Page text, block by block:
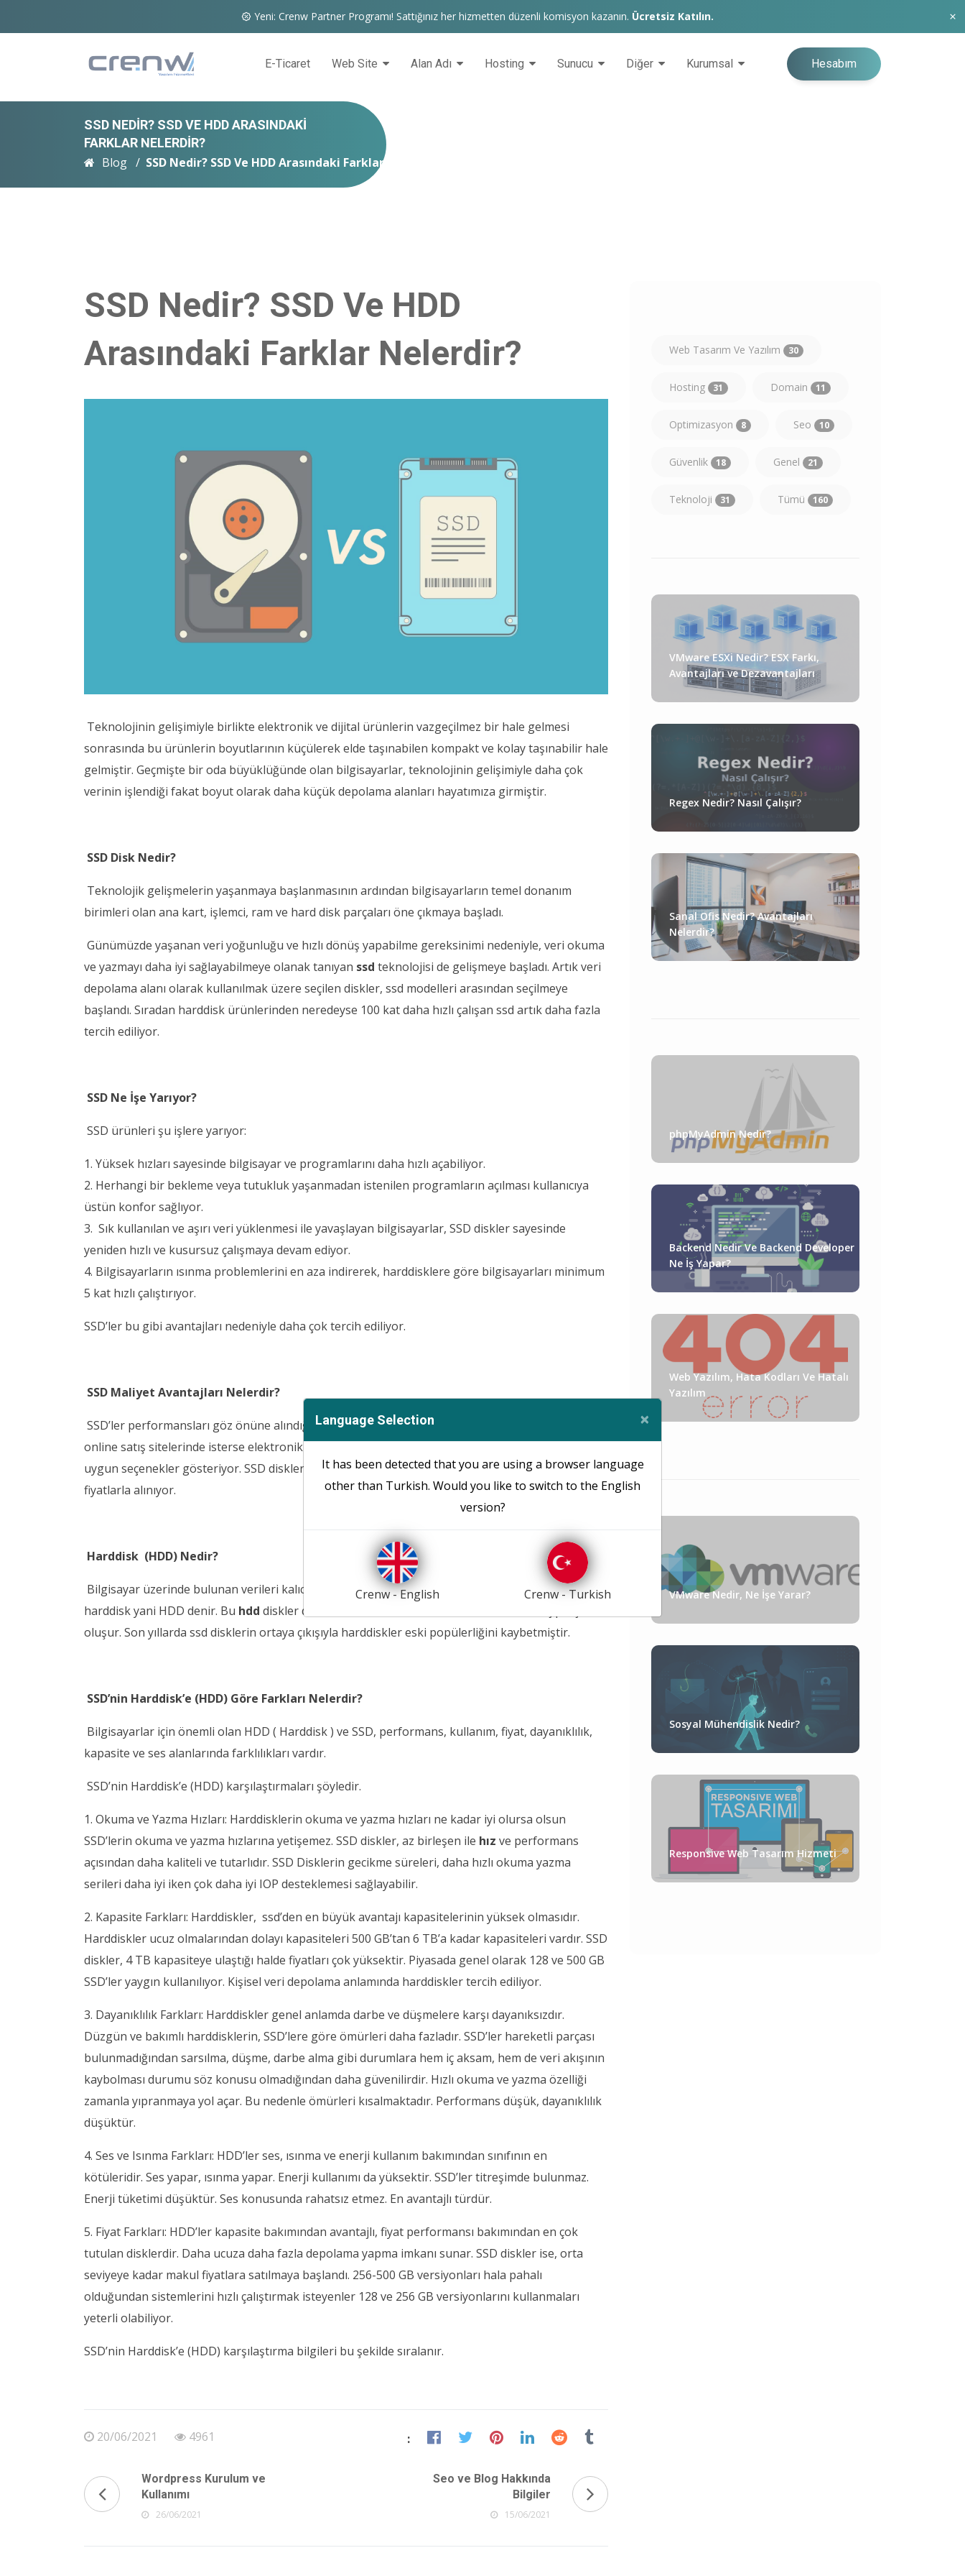
Yeni: Crenw Partner Programı! Sattığınız her hizmetten düzenli komisyon kazanın. Ücretsiz Katılın.
E-Ticaret Web Site Alan Adı Hosting Sunucu Diğer Kurumsal Hesabım
SSD NEDIR? SSD VE HDD ARASINDAKI
FARKLAR NELERDIR?
Blog SSD Nedir? SSD Ve HDD Arasındaki Farklar Nelerdir?
SSD Nedir? SSD Ve HDD
Arasındaki Farklar Nelerdir?
Teknolojinin gelişimiyle birlikte elektronik ve dijital ürünlerin vazgeçilmez bir hale gelmesi
sonrasında bu ürünlerin boyutlarının küçülerek elde taşınabilen kompakt ve kolay taşınabilir hale
gelmiştir. Geçmişte bir oda büyüklüğünde olan bilgisayarlar, teknolojinin gelişimiyle daha çok
verinin işlendiği fakat boyut olarak daha küçük depolama alanları hayatımıza girmiştir.
SSD Disk Nedir?
Teknolojik gelişmelerin yaşanmaya başlanmasının ardından bilgisayarların temel donanım
birimleri olan ana kart, işlemci, ram ve hard disk parçaları öne çıkmaya başladı.
Günümüzde yaşanan veri yoğunluğu ve hızlı dönüş yapabilme gereksinimi nedeniyle, veri okuma
ve yazmayı daha iyi sağlayabilmeye olanak tanıyan ssd teknolojisi de gelişmeye başladı. Artık veri
depolama alanı olarak kullanılmak üzere seçilen diskler, ssd modelleri arasından seçilmeye
başlandı. Sıradan harddisk ürünlerinden neredeyse 100 kat daha hızlı çalışan ssd artık daha fazla
tercih ediliyor.
SSD Ne İşe Yarıyor?
SSD ürünleri şu işlere yarıyor:
1. Yüksek hızları sayesinde bilgisayar ve programlarını daha hızlı açabiliyor.
2. Herhangi bir bekleme veya tutukluk yaşanmadan istenilen programların açılması kullanıcıya
üstün konfor sağlıyor.
3. Sık kullanılan ve aşırı veri yüklenmesi ile yavaşlayan bilgisayarlar, SSD diskler sayesinde
yeniden hızlı ve kusursuz çalışmaya devam ediyor.
4. Bilgisayarların ısınma problemlerini en aza indirerek, harddisklere göre bilgisayarları minimum
5 kat hızlı çalıştırıyor.
SSD’ler bu gibi avantajları nedeniyle daha çok tercih ediliyor.
SSD Maliyet Avantajları Nelerdir?
SSD’ler performansları göz önüne alındığında maliyetlerinde uygunluğu göze çarpıyor. İster
online satış sitelerinde isterse elektronik mağazalarda tüketicilere ulaşan ssd diskler, her bütçeye
uygun seçenekler gösteriyor. SSD disklerin fiyatları gb/sn arabirim oranlarına göre değişen
fiyatlarla alınıyor.
Harddisk (HDD) Nedir?
Bilgisayar üzerinde bulunan verileri kalıcı şekilde saklamak için kullanılan saklama birimlerine
harddisk yani HDD denir. Bu hdd diskler dönmekte olan bir mil üzerine sıralanan birkaç parçadan
oluşur. Son yıllarda ssd disklerin ortaya çıkışıyla harddiskler eski popülerliğini kaybetmiştir.
SSD’nin Harddisk’e (HDD) Göre Farkları Nelerdir?
Bilgisayarlar için önemli olan HDD ( Harddisk ) ve SSD, performans, kullanım, fiyat, dayanıklılık,
kapasite ve ses alanlarında farklılıkları vardır.
SSD’nin Harddisk’e (HDD) karşılaştırmaları şöyledir.
1. Okuma ve Yazma Hızları: Harddisklerin okuma ve yazma hızları ne kadar iyi olursa olsun
SSD’lerin okuma ve yazma hızlarına yetişemez. SSD diskler, az birleşen ile hız ve performans
açısından daha kaliteli ve tutarlıdır. SSD Disklerin gecikme süreleri, daha hızlı okuma yazma
serileri daha iyi iken çok daha iyi IOP desteklemesi sağlayabilir.
2. Kapasite Farkları: Harddiskler, ssd’den en büyük avantajı kapasitelerinin yüksek olmasıdır.
Harddiskler ucuz olmalarından dolayı kapasiteleri 500 GB’tan 6 TB’a kadar kapasiteleri vardır. SSD
diskler, 4 TB kapasiteye ulaştığı halde fiyatları çok yüksektir. Piyasada genel olarak 128 ve 500 GB
SSD’ler yaygın kullanılıyor. Kişisel veri depolama anlamında harddiskler tercih ediliyor.
3. Dayanıklılık Farkları: Harddiskler genel anlamda darbe ve düşmelere karşı dayanıksızdır.
Düzgün ve bakımlı harddisklerin, SSD’lere göre ömürleri daha fazladır. SSD’ler hareketli parçası
bulunmadığından sarsılma, düşme, darbe alma gibi durumlara hem iç aksam, hem de veri akışının
kaybolması durumu söz konusu olmadığından daha güvenilirdir. Hızlı okuma ve yazma özelliği
zamanla yıpranmaya yol açar. Bu nedenle ömürleri kısalmaktadır. Performans düşük, dayanıklılık
düşüktür.
4. Ses ve Isınma Farkları: HDD’ler ses, ısınma ve enerji kullanım bakımından sınıfının en
kötüleridir. Ses yapar, ısınma yapar. Enerji kullanımı da yüksektir. SSD’ler titreşimde bulunmaz.
Enerji tüketimi düşüktür. Ses konusunda rahatsız etmez. En avantajlı türdür.
5. Fiyat Farkları: HDD’ler kapasite bakımından avantajlı, fiyat performansı bakımından en çok
tutulan disklerdir. Daha ucuza daha fazla depolama yapma imkanı sunar. SSD diskler ise, orta
seviyeye kadar makul fiyatlara satılmaya başlandı. 256-500 GB versiyonları hala pahalı
olduğundan sistemlerini hızlı çalıştırmak isteyenler 128 ve 256 GB versiyonlarını kullanmaları
yeterli olabiliyor.
SSD’nin Harddisk’e (HDD) karşılaştırma bilgileri bu şekilde sıralanır.
20/06/2021 4961 :
Wordpress Kurulum ve
Kullanımı
26/06/2021
Seo ve Blog Hakkında
Bilgiler
15/06/2021
Web Tasarım Ve Yazılım 30
Hosting 31 Domain 11
Optimizasyon 8 Seo 10
Güvenlik 18 Genel 21
Teknoloji 31 Tümü 160
VMware ESXi Nedir? ESX Farkı,
Avantajları ve Dezavantajları
Regex Nedir? Nasıl Çalışır?
Sanal Ofis Nedir? Avantajları
Nelerdir?
phpMyAdmin Nedir?
Backend Nedir Ve Backend Developer
Ne İş Yapar?
Web Yazılım, Hata Kodları Ve Hatalı
Yazılım
VMware Nedir, Ne İşe Yarar?
Sosyal Mühendislik Nedir?
Responsive Web Tasarım Hizmeti
Language Selection ×
Close
It has been detected that you are using a browser language
other than Turkish. Would you like to switch to the English
version?
Crenw - English Crenw - Turkish